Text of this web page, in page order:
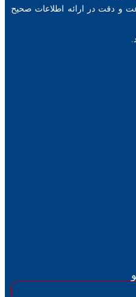
سرعت و دقت در ارائه اطلاعات صحیح